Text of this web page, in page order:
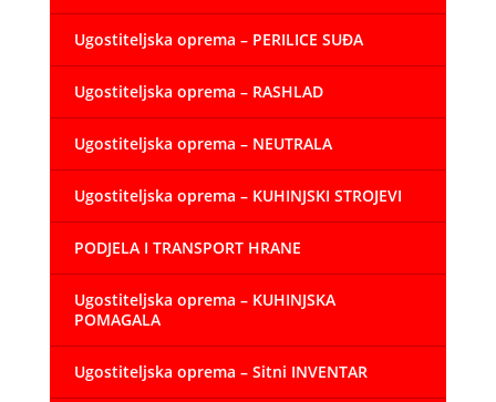
Ugostiteljska oprema – PERILICE SUĐA
Ugostiteljska oprema – RASHLAD
Ugostiteljska oprema – NEUTRALA
Ugostiteljska oprema – KUHINJSKI STROJEVI
PODJELA I TRANSPORT HRANE
Ugostiteljska oprema – KUHINJSKA
POMAGALA
Ugostiteljska oprema – Sitni INVENTAR